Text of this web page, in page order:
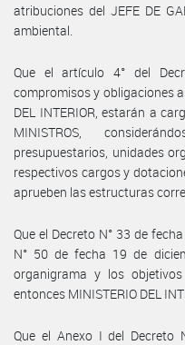
atribuciones del JEFE DE
ambiental.
Que el artículo 4° del
compromisos y obligaciones
DEL INTERIOR, estarán a
MINISTROS,
presupuestarios, unidades
respectivos cargos y
aprueben las estructuras
Que el Decreto N° 33 de
N° 50 de fecha 19 de
organigrama y los
entonces MINISTERIO DEL
Que el Anexo I del